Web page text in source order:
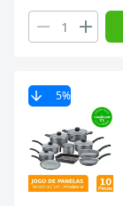
5%